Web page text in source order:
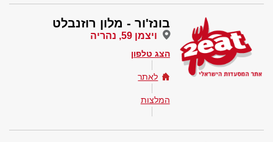
בונז'ור - מלון רוזנבלט
ויצמן 59, נהריה
הצג טלפון
לאתר
המלצות